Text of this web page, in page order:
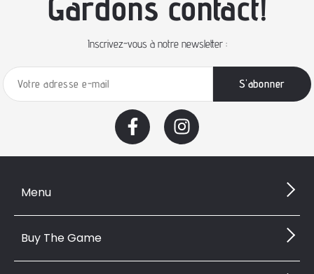
Inscrivez-vous à notre newsletter :
Menu
Buy The Game